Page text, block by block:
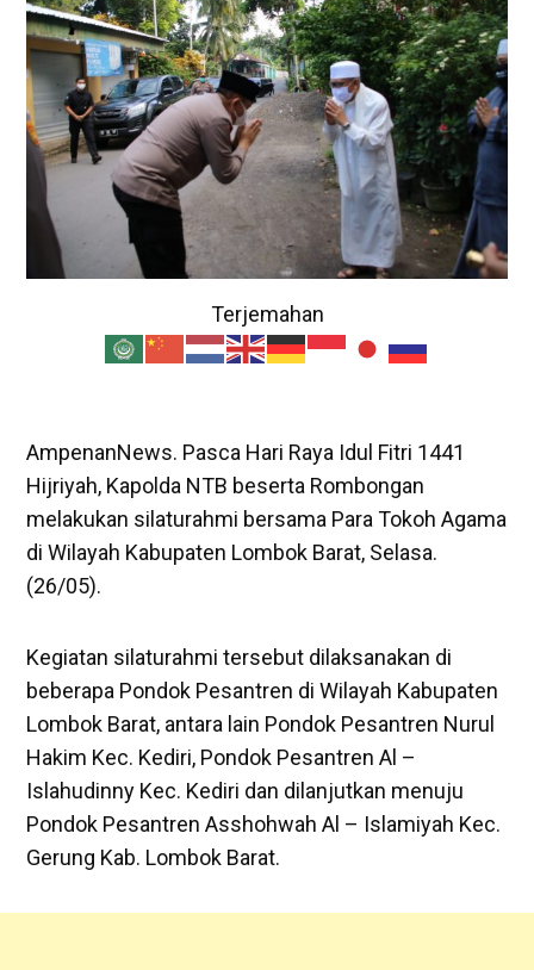
Terjemahan
AmpenanNews. Pasca Hari Raya Idul Fitri 1441
Hijriyah, Kapolda NTB beserta Rombongan
melakukan silaturahmi bersama Para Tokoh Agama
di Wilayah Kabupaten Lombok Barat, Selasa.
(26/05).
Kegiatan silaturahmi tersebut dilaksanakan di
beberapa Pondok Pesantren di Wilayah Kabupaten
Lombok Barat, antara lain Pondok Pesantren Nurul
Hakim Kec. Kediri, Pondok Pesantren Al –
Islahudinny Kec. Kediri dan dilanjutkan menuju
Pondok Pesantren Asshohwah Al – Islamiyah Kec.
Gerung Kab. Lombok Barat.